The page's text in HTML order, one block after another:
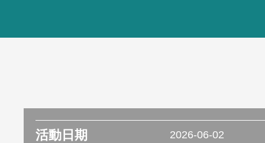
活動日期 2026-06-02